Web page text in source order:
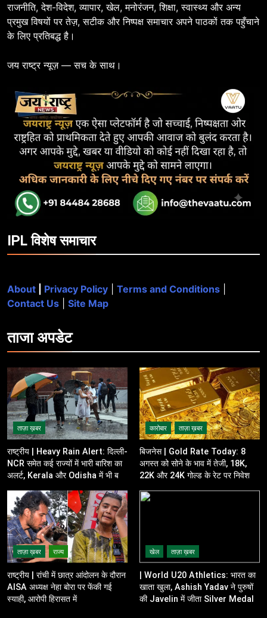
राजनीति, देश-विदेश, व्यापार, खेल, मनोरंजन, शिक्षा, स्वास्थ्य और अन्य
प्रमुख विषयों पर तेज़, सटीक और निष्पक्ष समाचार अपने पाठकों तक पहुँचाने
के लिए प्रतिबद्ध है।
जय राष्ट्र न्यूज़ — सच के साथ।
IPL विशेष समाचार
About Privacy Policy Terms and Conditions
Contact Us
Site Map
ताजाअपडेट
ताज़ा ख़बर
राष्ट्रीय | Heavy Rain Alert: दिल्ली-
NCR समेत कई राज्यों में भारी बारिश का
अलर्ट, Kerala और Odisha में भी बढ़ी
कारोबार ताज़ा ख़बर
बिजनेस | Gold Rate Today: 8
अगस्त को सोने के भाव में तेजी, 18K,
22K और 24K गोल्ड के रेट पर निवेशकों
ताज़ा ख़बर राज्य
राष्ट्रीय | रांची में छात्र आंदोलन के दौरान
AISA अध्यक्ष नेहा बोरा पर फेंकी गई
स्याही, आरोपी हिरासत में
खेल ताज़ा ख़बर
| World U20 Athletics: भारत का
खाता खुला, Ashish Yadav ने पुरुषों
की Javelin में जीता Silver Medal